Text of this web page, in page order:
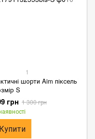
1
шорти Aim піксель
S
грн 1 300 грн
Купити